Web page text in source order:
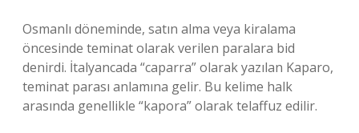
Osmanlı döneminde, satın alma veya kiralama
öncesinde teminat olarak verilen paralara bid
denirdi. İtalyancada “caparra” olarak yazılan Kaparo,
teminat parası anlamına gelir. Bu kelime halk
arasında genellikle “kapora” olarak telaffuz edilir.